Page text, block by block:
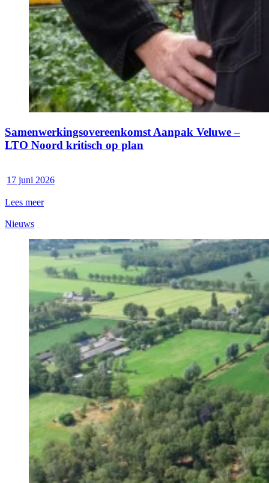
Samenwerkingsovereenkomst Aanpak Veluwe –
LTO Noord kritisch op plan
17 juni 2026
Lees meer
Nieuws